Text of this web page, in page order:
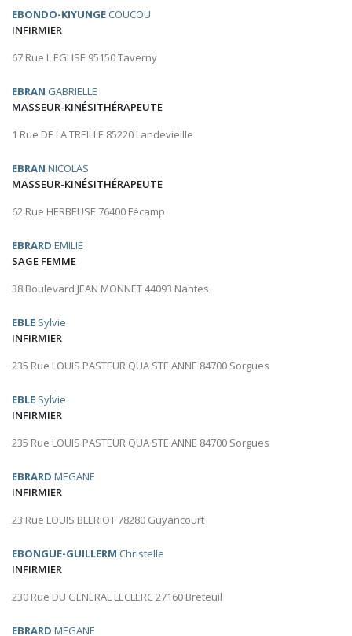
EBONDO-KIYUNGE COUCOU
INFIRMIER
67 Rue L EGLISE 95150 Taverny
EBRAN GABRIELLE
MASSEUR-KINÉSITHÉRAPEUTE
1 Rue DE LA TREILLE 85220 Landevieille
EBRAN NICOLAS
MASSEUR-KINÉSITHÉRAPEUTE
62 Rue HERBEUSE 76400 Fécamp
EBRARD EMILIE
SAGE FEMME
38 Boulevard JEAN MONNET 44093 Nantes
EBLE Sylvie
INFIRMIER
235 Rue LOUIS PASTEUR QUA STE ANNE 84700 Sorgues
EBLE Sylvie
INFIRMIER
235 Rue LOUIS PASTEUR QUA STE ANNE 84700 Sorgues
EBRARD MEGANE
INFIRMIER
23 Rue LOUIS BLERIOT 78280 Guyancourt
EBONGUE-GUILLERM Christelle
INFIRMIER
230 Rue DU GENERAL LECLERC 27160 Breteuil
EBRARD MEGANE